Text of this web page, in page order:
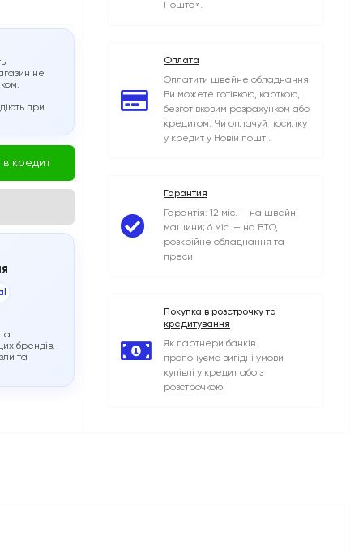
не
при
в кредит
брендів.
та
Пошта».
Оплата
Оплатити швейне обладнання
Ви можете готівкою, карткою,
безготівковим розрахунком або
кредитом. Чи оплачуй посилку
у кредит у Новій пошті.
Гарантия
Гарантія: 12 міс. — на швейні
машини; 6 міс. — на ВТО,
розкрійне обладнання та
преси.
Покупка в розстрочку та
кредитування
Як партнери банків
пропонуємо вигідні умови
купівлі у кредит або з
розстрочкою